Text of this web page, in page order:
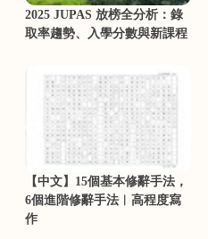
2025 JUPAS 放榜全分析：錄
取率趨勢、入學分數與新課程
【中文】15個基本修辭手法，
6個進階修辭手法︳高程度寫
作